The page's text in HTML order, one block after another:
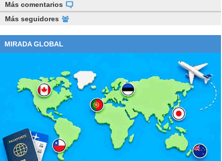
Más comentarios
Más seguidores
MIRADA GLOBAL